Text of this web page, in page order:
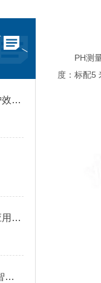
新闻：虫情测报仪提升作物保护效果&2024德邦速运
随时掌握：便携式气象设备的应用有哪些？
积水监测站：城市水患防御的“智慧前哨”
PH测量
度：标配5